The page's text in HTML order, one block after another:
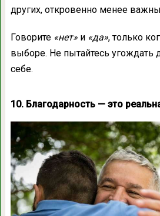
других, откровенно менее
Говорите «нет»и «да», только
выборе. Не пытайтесь угождать
себе.
10. Благодарность — это